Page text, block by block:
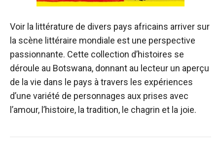
Voir la littérature de divers pays africains arriver sur
la scène littéraire mondiale est une perspective
passionnante. Cette collection d’histoires se
déroule au Botswana, donnant au lecteur un aperçu
de la vie dans le pays à travers les expériences
d’une variété de personnages aux prises avec
l’amour, l’histoire, la tradition, le chagrin et la joie.